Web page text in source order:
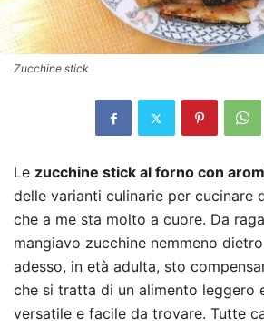
Zucchine stick
Le zucchine stick al forno con
delle varianti culinarie per cucinare
che a me sta molto a cuore. Da
mangiavo zucchine nemmeno
adesso, in età adulta, sto
che si tratta di un alimento leggero
versatile e facile da trovare. Tutte